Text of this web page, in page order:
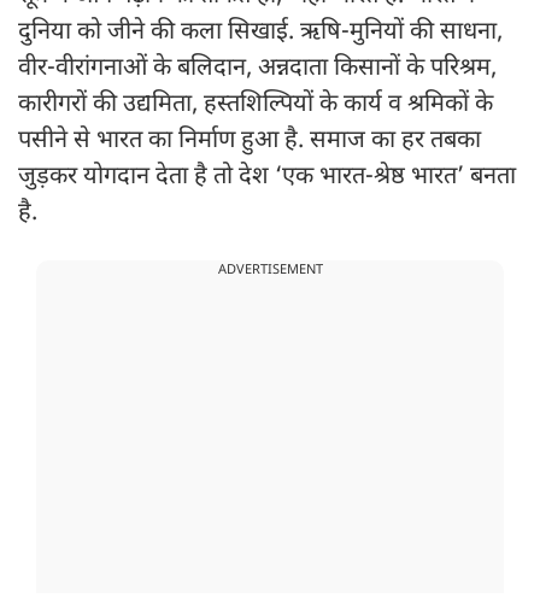
दुनिया को जीने की कला सिखाई. ऋषि-मुनियों की साधना,
वीर-वीरांगनाओं के बलिदान, अन्नदाता किसानों के परिश्रम,
कारीगरों की उद्यमिता, हस्तशिल्पियों के कार्य व श्रमिकों के
पसीने से भारत का निर्माण हुआ है. समाज का हर तबका
जुड़कर योगदान देता है तो देश ‘एक भारत-श्रेष्ठ भारत’ बनता
है.
ADVERTISEMENT